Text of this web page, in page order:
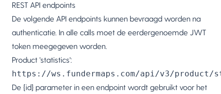
REST API endpoints
De volgende API endpoints kunnen bevraagd worden na
authenticatie. In alle calls moet de eerdergenoemde JWT
token meegegeven worden.
Product 'statistics':
https://ws.fundermaps.com/api/v3/
De {id} parameter in een endpoint wordt gebruikt voor het